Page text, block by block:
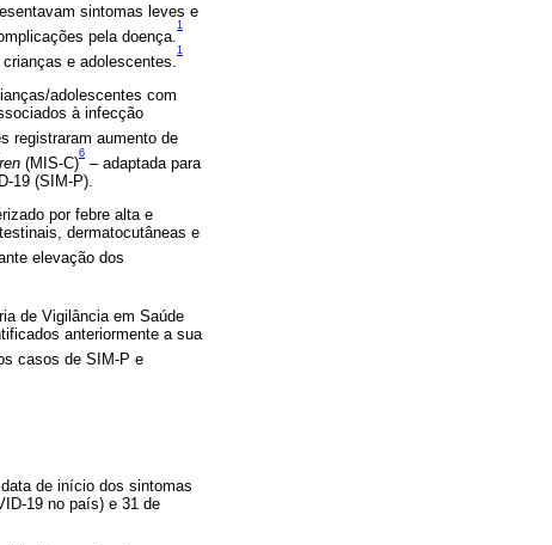
sintomas leves e
pela doença.
1
e adolescentes.
1
adolescentes com
à infecção
registraram aumento de
(MIS-C)
6
– adaptada para
19 (SIM-P).
por febre alta e
dermatocutâneas e
elevação dos
de Vigilância em Saúde
anteriormente a sua
casos de SIM-P e
de início dos sintomas
19 no país) e 31 de